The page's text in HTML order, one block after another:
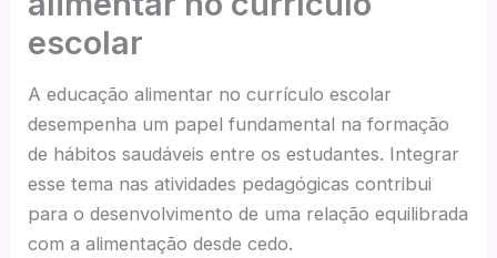
escolar
A educação alimentar no currículo escolar
desempenha um papel fundamental na formação
de hábitos saudáveis entre os estudantes. Integrar
esse tema nas atividades pedagógicas contribui
para o desenvolvimento de uma relação equilibrada
com a alimentação desde cedo.